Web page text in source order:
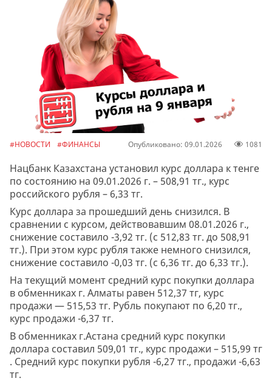
#НОВОСТИ #ФИНАНСЫ Опубликовано: 09.01.2026 1081
Нацбанк Казахстана установил курс доллара к тенге
по состоянию на 09.01.2026 г. – 508,91 тг., курс
российского рубля – 6,33 тг.
Курс доллара за прошедший день снизился. В
сравнении с курсом, действовавшим 08.01.2026 г.,
снижение составило -3,92 тг. (с 512,83 тг. до 508,91
тг.). При этом курс рубля также немного снизился,
снижение составило -0,03 тг. (с 6,36 тг. до 6,33 тг.).
На текущий момент средний курс покупки доллара
в обменниках г. Алматы равен 512,37 тг, курс
продажи — 515,53 тг. Рубль покупают по 6,20 тг.,
курс продажи -6,37 тг.
В обменниках г.Астана средний курс покупки
доллара составил 509,01 тг., курс продажи – 515,99 тг
. Средний курс покупки рубля -6,27 тг., продажи -6,63
тг.